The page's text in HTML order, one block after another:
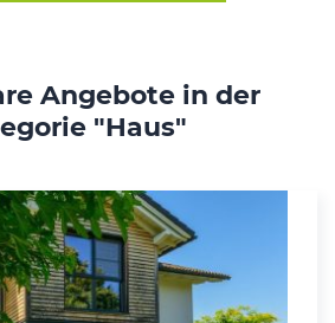
Angebote in der
"Haus"